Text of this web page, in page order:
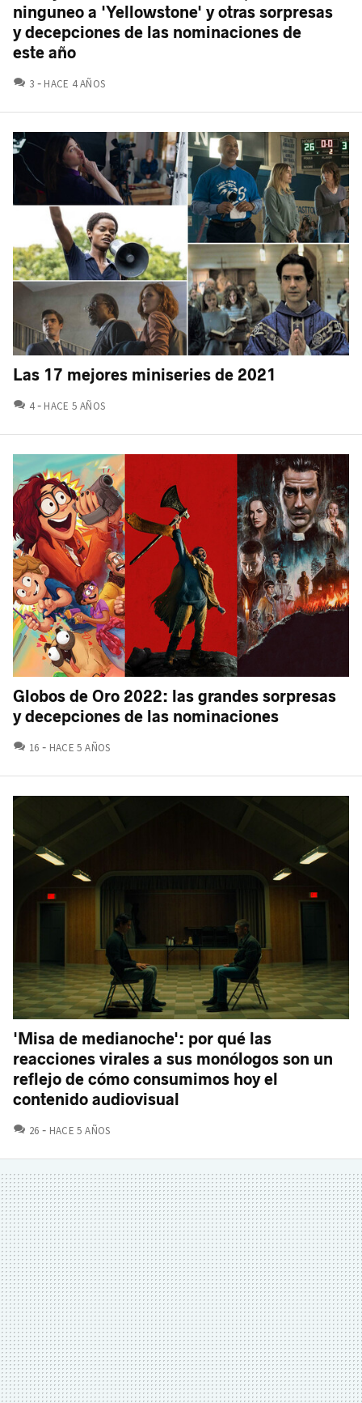
ninguneo a 'Yellowstone' y otras sorpresas
y decepciones de las nominaciones de
este año
3 COMENTARIOS
HACE 4 AÑOS
Las 17 mejores miniseries de 2021
4 COMENTARIOS
HACE 5 AÑOS
Globos de Oro 2022: las grandes sorpresas
y decepciones de las nominaciones
16 COMENTARIOS
HACE 5 AÑOS
'Misa de medianoche': por qué las
reacciones virales a sus monólogos son un
reflejo de cómo consumimos hoy el
contenido audiovisual
26 COMENTARIOS
HACE 5 AÑOS